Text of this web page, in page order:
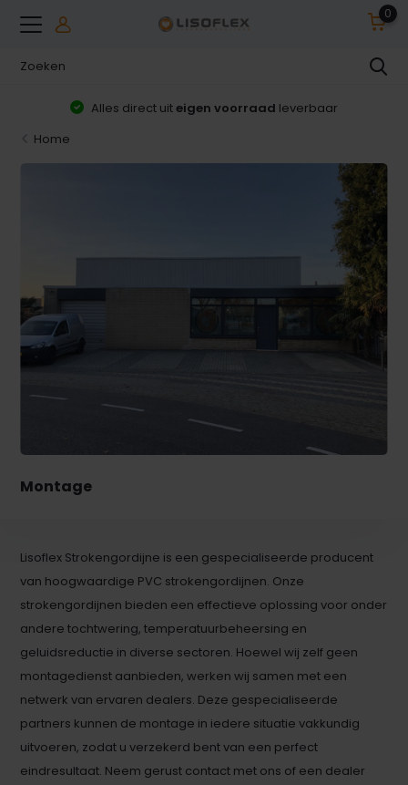
0
Alles direct uiteigen voorraad leverbaar
Home
Montage
Lisoflex Strokengordijne is een gespecialiseerde producent
van hoogwaardige PVC strokengordijnen. Onze
strokengordijnen bieden een effectieve oplossing voor onder
andere tochtwering, temperatuurbeheersing en
geluidsreductie in diverse sectoren. Hoewel wij zelf geen
montagedienst aanbieden, werken wij samen met een
netwerk van ervaren dealers. Deze gespecialiseerde
partners kunnen de montage in iedere situatie vakkundig
uitvoeren, zodat u verzekerd bent van een perfect
eindresultaat. Neem gerust contact met ons of een dealer